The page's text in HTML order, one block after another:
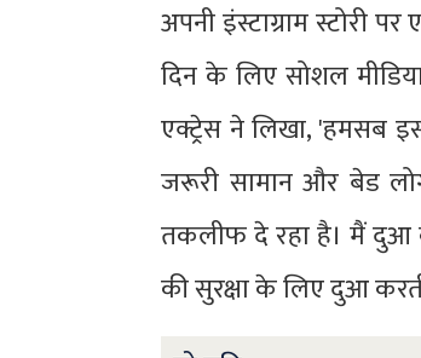
अपनी इंस्टाग्राम स्टोरी
दिन के लिए सोशल
एक्ट्रेस ने लिखा, 'हमसब
जरूरी सामान और बेड
तकलीफ दे रहा है। मैं दुआ
की सुरक्षा के लिए दुआ